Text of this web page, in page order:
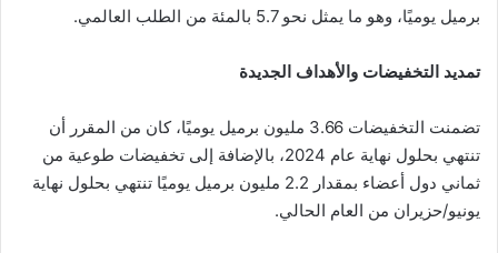
برميل يوميًا، وهو ما يمثل نحو 5.7 بالمئة من الطلب العالمي.
تمديد التخفيضات والأهداف الجديدة
تضمنت التخفيضات 3.66 مليون برميل يوميًا، كان من المقرر أن
تنتهي بحلول نهاية عام 2024، بالإضافة إلى تخفيضات طوعية من
ثماني دول أعضاء بمقدار 2.2 مليون برميل يوميًا تنتهي بحلول نهاية
يونيو/حزيران من العام الحالي.